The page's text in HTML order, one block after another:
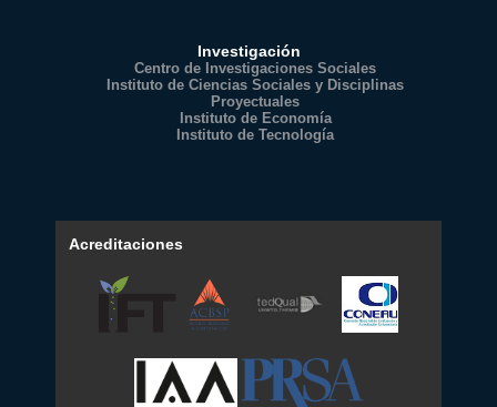
Investigación
Centro de Investigaciones Sociales
Instituto de Ciencias Sociales y Disciplinas
Proyectuales
Instituto de Economía
Instituto de Tecnología
Acreditaciones